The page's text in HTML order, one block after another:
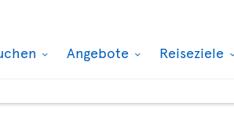
Angebote Reiseziele